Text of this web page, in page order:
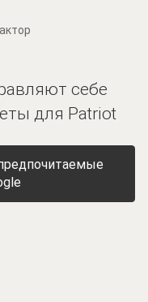
себе
для Patriot